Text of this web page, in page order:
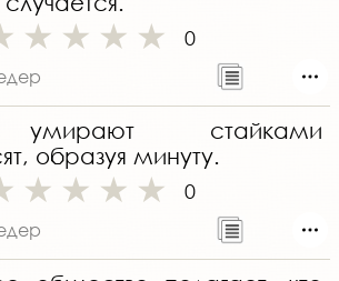
0
умирают стайками
образуя минуту.
0